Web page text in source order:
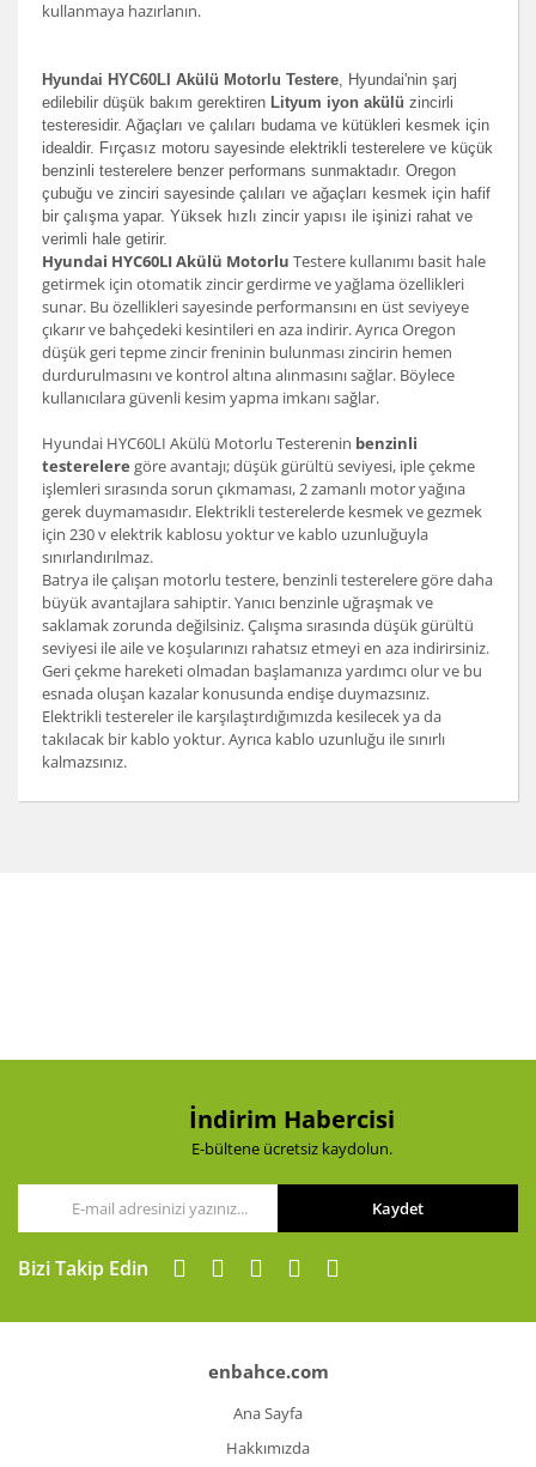
kullanmaya hazırlanın.
Hyundai HYC60LI Akülü Motorlu Testere, Hyundai'nin şarj
edilebilir düşük bakım gerektiren Lityum iyon akülü zincirli
testeresidir. Ağaçları ve çalıları budama ve kütükleri kesmek için
idealdir. Fırçasız motoru sayesinde elektrikli testerelere ve küçük
benzinli testerelere benzer performans sunmaktadır. Oregon
çubuğu ve zinciri sayesinde çalıları ve ağaçları kesmek için hafif
bir çalışma yapar. Yüksek hızlı zincir yapısı ile işinizi rahat ve
verimli hale getirir.
Hyundai HYC60LI Akülü Motorlu Testere kullanımı basit hale
getirmek için otomatik zincir gerdirme ve yağlama özellikleri
sunar. Bu özellikleri sayesinde performansını en üst seviyeye
çıkarır ve bahçedeki kesintileri en aza indirir. Ayrıca Oregon
düşük geri tepme zincir freninin bulunması zincirin hemen
durdurulmasını ve kontrol altına alınmasını sağlar. Böylece
kullanıcılara güvenli kesim yapma imkanı sağlar.
Hyundai HYC60LI Akülü Motorlu Testerenin benzinli
testerelere göre avantajı; düşük gürültü seviyesi, iple çekme
işlemleri sırasında sorun çıkmaması, 2 zamanlı motor yağına
gerek duymamasıdır. Elektrikli testerelerde kesmek ve gezmek
için 230 v elektrik kablosu yoktur ve kablo uzunluğuyla
sınırlandırılmaz.
Batrya ile çalışan motorlu testere, benzinli testerelere göre daha
büyük avantajlara sahiptir. Yanıcı benzinle uğraşmak ve
saklamak zorunda değilsiniz. Çalışma sırasında düşük gürültü
seviyesi ile aile ve koşularınızı rahatsız etmeyi en aza indirirsiniz.
Geri çekme hareketi olmadan başlamanıza yardımcı olur ve bu
esnada oluşan kazalar konusunda endişe duymazsınız.
Elektrikli testereler ile karşılaştırdığımızda kesilecek ya da
takılacak bir kablo yoktur. Ayrıca kablo uzunluğu ile sınırlı
kalmazsınız.
Ürün fiyatı diğer sitelerden daha pahalı.
Gönder
İndirim Habercisi
E-bültene ücretsiz kaydolun.
Kaydet
Bizi Takip Edin
enbahce.com
Ana Sayfa
Hakkımızda